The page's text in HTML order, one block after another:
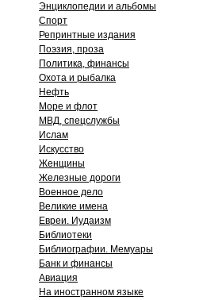
Энциклопедии и альбомы
Спорт
Репринтные издания
Поэзия, проза
Политика, финансы
Охота и рыбалка
Нефть
Море и флот
МВД, спецслужбы
Ислам
Искусство
Женщины
Железные дороги
Военное дело
Великие имена
Евреи. Иудаизм
Библиотеки
Библиографии. Мемуары
Банк и финансы
Авиация
На иностранном языке